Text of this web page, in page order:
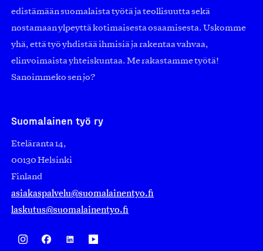
edistämään suomalaista työtä ja teollisuutta sekä
nostamaan ylpeyttä kotimaisesta osaamisesta. Uskomme
yhä, että työ yhdistää ihmisiä ja rakentaa vahvaa,
elinvoimaista yhteiskuntaa. Me rakastamme työtä!
Sanoimmeko sen jo?
Suomalainen työ ry
Eteläranta 14,
00130 Helsinki
Finland
asiakaspalvelu@suomalainentyo.fi
laskutus@suomalainentyo.fi